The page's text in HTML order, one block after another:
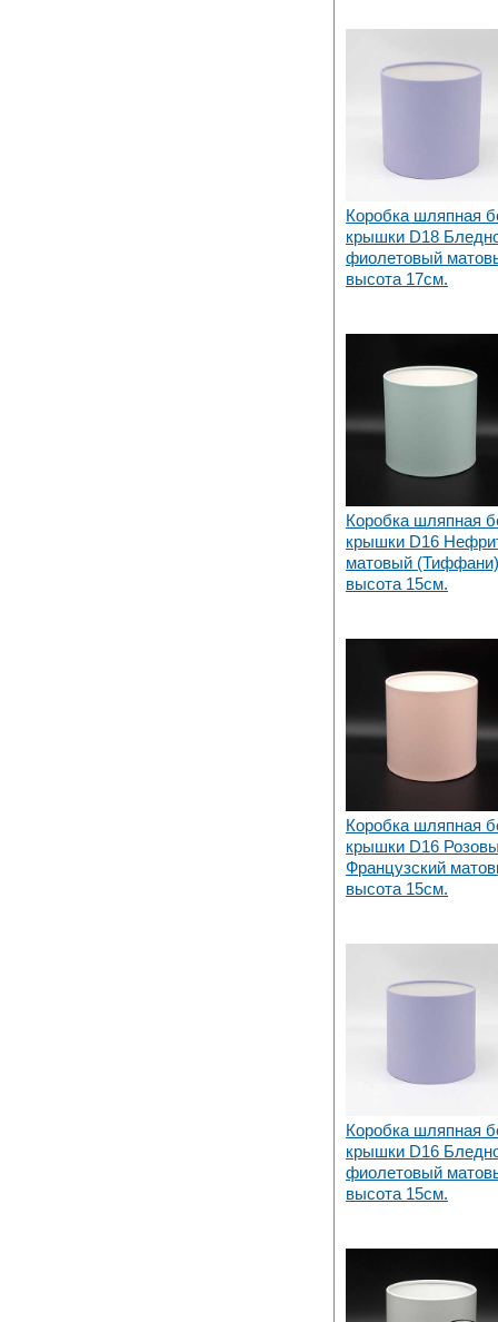
Коробка шляпная
крышки D18
фиолетовый
высота 17см.
Коробка шляпная
крышки D16
матовый
высота 15см.
Коробка шляпная
крышки D16
Французский
высота 15см.
Коробка шляпная
крышки D16
фиолетовый
высота 15см.